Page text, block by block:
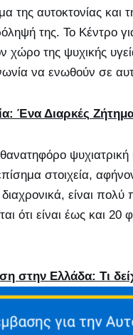
της αυτοκτονίας
της. Το Κέντρο
της ψυχικής
να ενωθούν σε
Ένα Διαρκές
στοιχεία,
είναι
ότι είναι έως και 20
στην Ελλάδα: Τι